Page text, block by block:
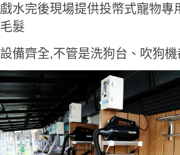
戲水完後現場提供投幣式寵物專
毛髮
設備齊全,不管是洗狗台、吹狗